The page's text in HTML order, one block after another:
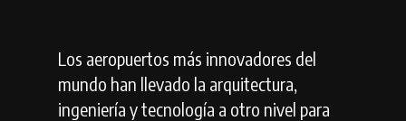
Los aeropuertos más innovadores del
mundo han llevado la arquitectura,
ingeniería y tecnología a otro nivel para